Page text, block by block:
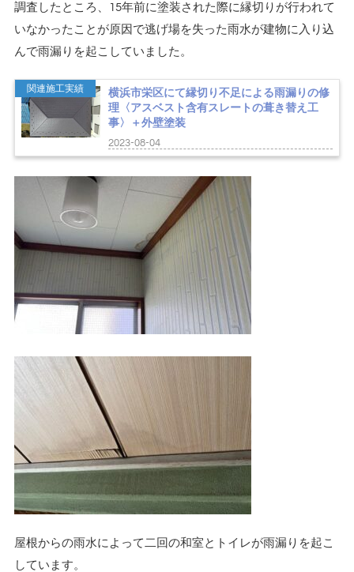
調査したところ、15年前に塗装された際に縁切りが行われて
いなかったことが原因で逃げ場を失った雨水が建物に入り込
んで雨漏りを起こしていました。
関連施工実績
横浜市栄区にて縁切り不足による雨漏りの修
理〈アスベスト含有スレートの葺き替え工
事〉＋外壁塗装
2023-08-04
屋根からの雨水によって二回の和室とトイレが雨漏りを起こ
しています。